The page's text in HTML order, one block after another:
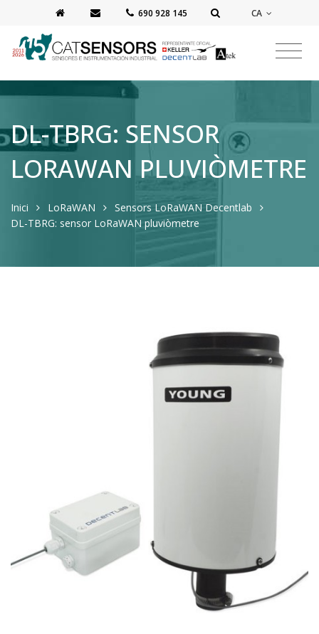
‭690 928 145‬ CA
DL-TBRG: SENSOR
LORAWAN PLUVIÒMETRE
Inici LoRaWAN
Sensors LoRaWAN Decentlab
DL-TBRG: sensor LoRaWAN pluviòmetre